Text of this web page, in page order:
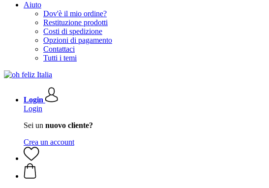
Aiuto
Dov'è il mio ordine?
Restituzione prodotti
Costi di spedizione
Opzioni di pagamento
Contattaci
Tutti i temi
Login
Login
Sei un nuovo cliente?
Crea un account